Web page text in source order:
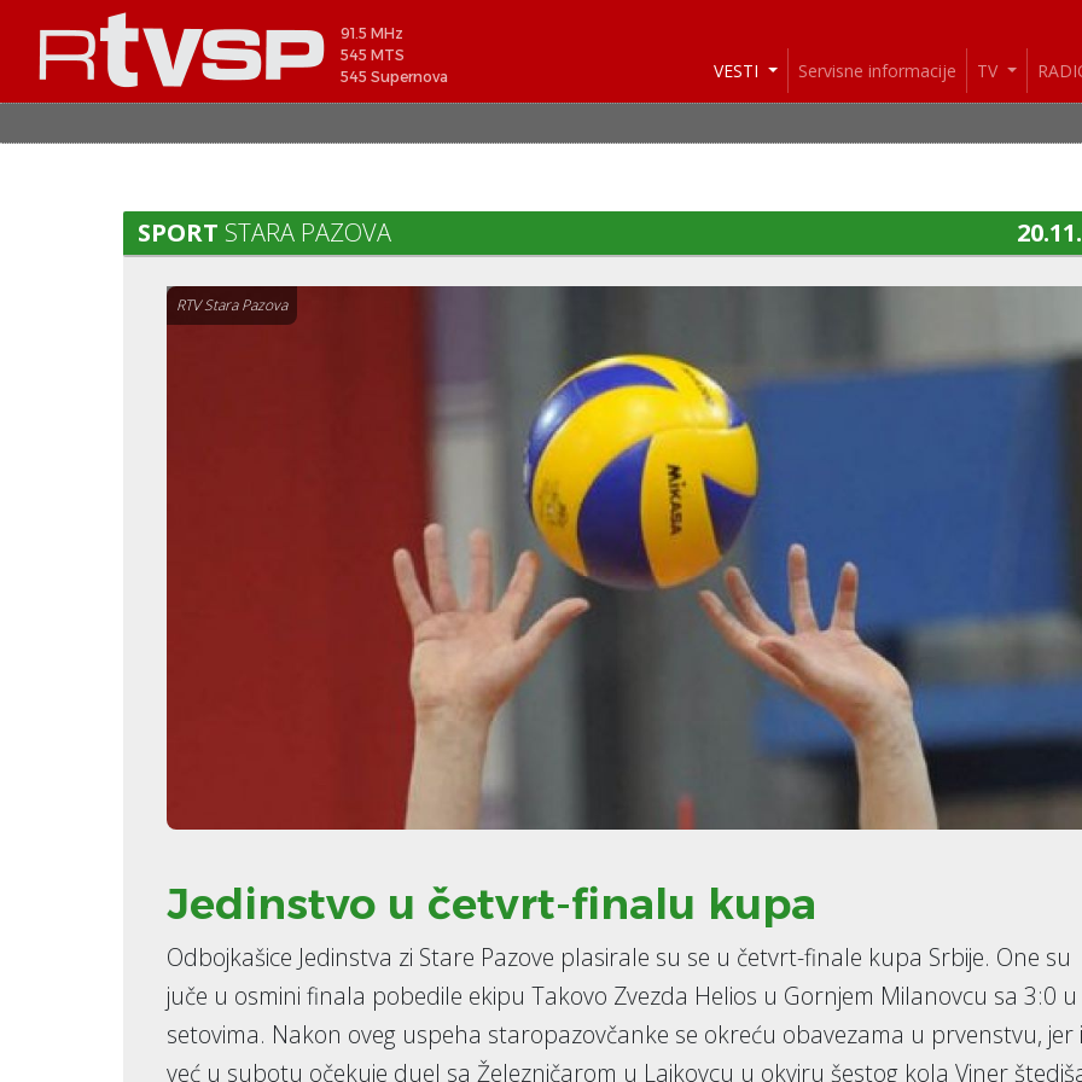
91.5 MHz
545 MTS
545 Supernova
VESTI Servisne informacije TV
SPORT STARA PAZOVA
RTV Stara Pazova
Jedinstvo u četvrt-finalu kupa
Odbojkašice Jedinstva zi Stare Pazove plasirale su se u četvrt-finale kupa Srbije. One su
juče u osmini finala pobedile ekipu Takovo Zvezda Helios u Gornjem Milanovcu sa 3:0 u
setovima. Nakon oveg uspeha staropazovčanke se okreću obavezama u prvenstvu, jer
već u subotu očekuje duel sa Železničarom u Lajkovcu u okviru šestog kola Viner